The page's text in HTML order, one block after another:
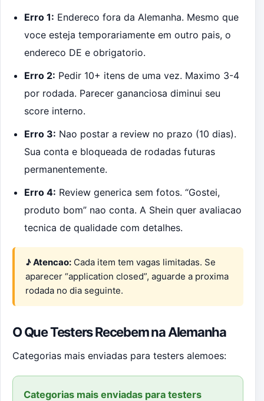
Erro 1: Endereco fora da Alemanha. Mesmo que
voce esteja temporariamente em outro pais, o
endereco DE e obrigatorio.
Erro 2: Pedir 10+ itens de uma vez. Maximo 3-4
por rodada. Parecer gananciosa diminui seu
score interno.
Erro 3: Nao postar a review no prazo (10 dias).
Sua conta e bloqueada de rodadas futuras
permanentemente.
Erro 4: Review generica sem fotos. “Gostei,
produto bom” nao conta. A Shein quer avaliacao
tecnica de qualidade com detalhes.
♪ Atencao: Cada item tem vagas limitadas. Se
aparecer “application closed”, aguarde a proxima
rodada no dia seguinte.
O Que Testers Recebem na Alemanha
Categorias mais enviadas para testers alemoes:
Categorias mais enviadas para testers